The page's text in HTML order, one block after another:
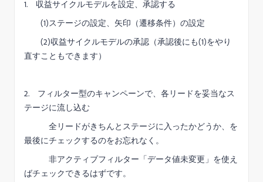
1. 収益サイクルモデルを設定、承認する
(1)ステージの設定、矢印（遷移条件）の設定
(2)収益サイクルモデルの承認（承認後にも(1)をやり
直すこともできます）
2. フィルター型のキャンペーンで、各リードを妥当なス
テージに流し込む
全リードがきちんとステージに入ったかどうか、を
最後にチェックするのをお忘れなく。
非アクティブフィルター「データ値未変更」を使え
ばチェックできるはずです。